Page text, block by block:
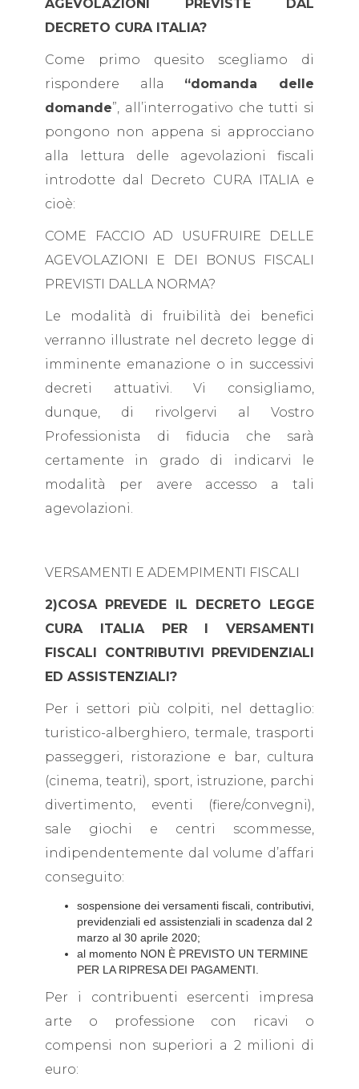
AGEVOLAZIONI PREVISTE DAL
DECRETO CURA ITALIA?
Come primo quesito scegliamo di
rispondere alla “domanda delle
domande”, all’interrogativo che tutti si
pongono non appena si approcciano
alla lettura delle agevolazioni fiscali
introdotte dal Decreto CURA ITALIA e
cioè:
COME FACCIO AD USUFRUIRE DELLE
AGEVOLAZIONI E DEI BONUS FISCALI
PREVISTI DALLA NORMA?
Le modalità di fruibilità dei benefici
verranno illustrate nel decreto legge di
imminente emanazione o in successivi
decreti attuativi. Vi consigliamo,
dunque, di rivolgervi al Vostro
Professionista di fiducia che sarà
certamente in grado di indicarvi le
modalità per avere accesso a tali
agevolazioni.
VERSAMENTI E ADEMPIMENTI FISCALI
2)COSA PREVEDE IL DECRETO LEGGE
CURA ITALIA PER I VERSAMENTI
FISCALI CONTRIBUTIVI PREVIDENZIALI
ED ASSISTENZIALI?
Per i settori più colpiti, nel dettaglio:
turistico-alberghiero, termale, trasporti
passeggeri, ristorazione e bar, cultura
(cinema, teatri), sport, istruzione, parchi
divertimento, eventi (fiere/convegni),
sale giochi e centri scommesse,
indipendentemente dal volume d’affari
conseguito:
sospensione dei versamenti fiscali, contributivi,
previdenziali ed assistenziali in scadenza dal 2
marzo al 30 aprile 2020;
al momento NON È PREVISTO UN TERMINE
PER LA RIPRESA DEI PAGAMENTI.
Per i contribuenti esercenti impresa
arte o professione con ricavi o
compensi non superiori a 2 milioni di
euro: